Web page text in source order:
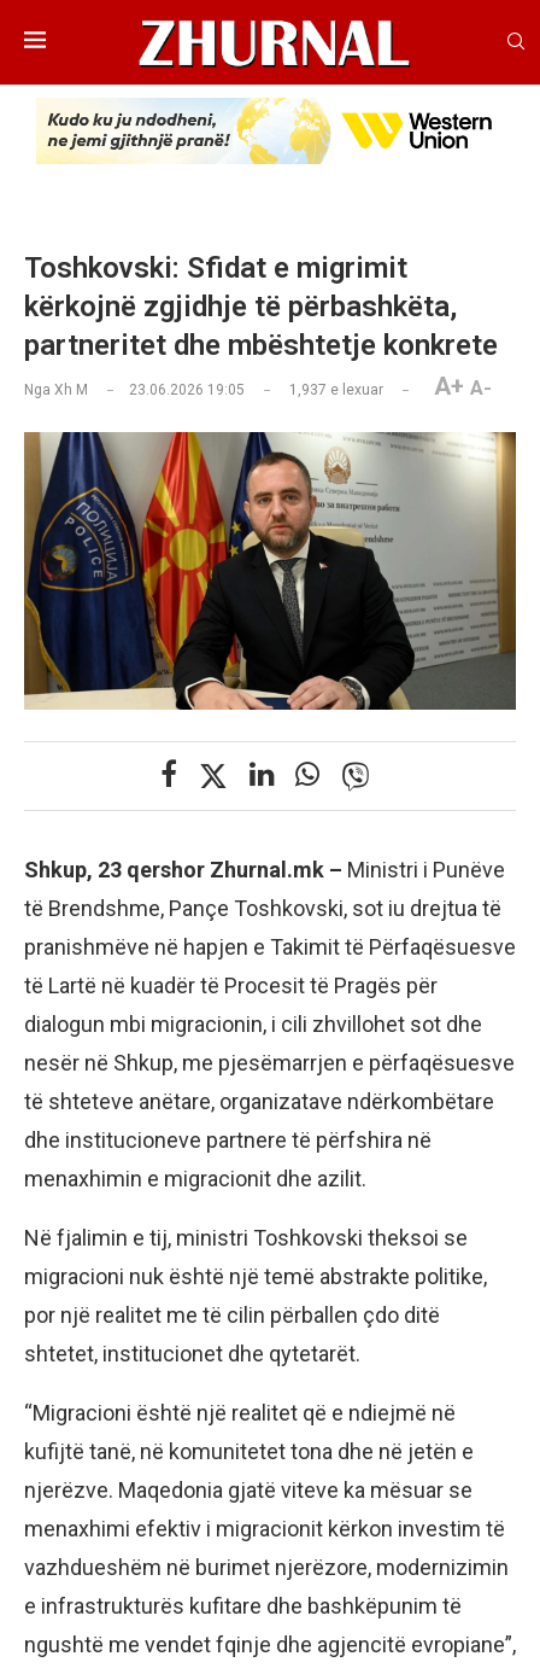
Toshkovski: Sfidat e migrimit
kërkojnë zgjidhje të përbashkëta,
partneritet dhe mbështetje konkrete
Nga Xh M 23.06.2026 19:05 1,937 e lexuar A+ A-
Shkup, 23 qershor Zhurnal.mk – Ministri i Punëve
të Brendshme, Pançe Toshkovski, sot iu drejtua të
pranishmëve në hapjen e Takimit të Përfaqësuesve
të Lartë në kuadër të Procesit të Pragës për
dialogun mbi migracionin, i cili zhvillohet sot dhe
nesër në Shkup, me pjesëmarrjen e përfaqësuesve
të shteteve anëtare, organizatave ndërkombëtare
dhe institucioneve partnere të përfshira në
menaxhimin e migracionit dhe azilit.
Në fjalimin e tij, ministri Toshkovski theksoi se
migracioni nuk është një temë abstrakte politike,
por një realitet me të cilin përballen çdo ditë
shtetet, institucionet dhe qytetarët.
“Migracioni është një realitet që e ndiejmë në
kufijtë tanë, në komunitetet tona dhe në jetën e
njerëzve. Maqedonia gjatë viteve ka mësuar se
menaxhimi efektiv i migracionit kërkon investim të
vazhdueshëm në burimet njerëzore, modernizimin
e infrastrukturës kufitare dhe bashkëpunim të
ngushtë me vendet fqinje dhe agjencitë evropiane”,